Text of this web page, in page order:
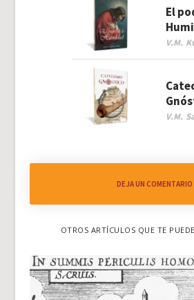
El
V.M.
V.M.
DEJA UN COMENTARIO
OTROS ARTÍCULOS QUE TE